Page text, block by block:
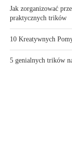
Jak zorganizować
praktycznych trików
10 Kreatywnych
5 genialnych trików